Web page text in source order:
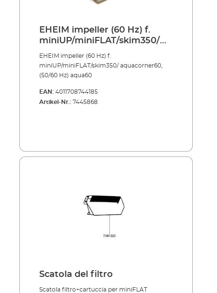
EHEIM impeller (60 Hz) f.
miniUP/miniFLAT/skim350/
aquacorner60, (50/60 Hz)
aqua60
EHEIM impeller (60 Hz) f.
miniUP/miniFLAT/skim350/ aquacorner60,
(50/60 Hz) aqua60
EAN: 4011708744185
Artikel-Nr.: 7445868
Scatola del filtro
Scatola filtro+cartuccia per miniFLAT